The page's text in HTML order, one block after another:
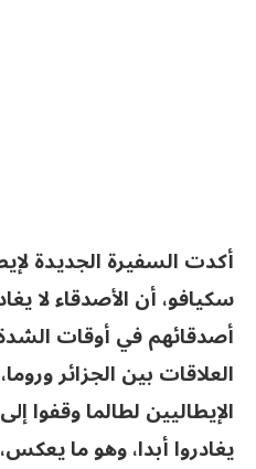
‏أكدت السفيرة الجديدة
سكيافو، أن الأصدقاء لا
أصدقائهم في أوقات
العلاقات بين الجزائر
الإيطاليين لطالما وقفوا
يغادروا ‏أبدا، وهو ما